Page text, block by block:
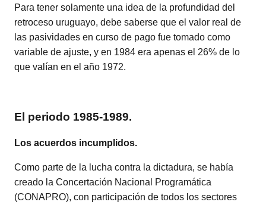
Para tener solamente una idea de la profundidad del
retroceso uruguayo, debe saberse que el valor real de
las pasividades en curso de pago fue tomado como
variable de ajuste, y en 1984 era apenas el 26% de lo
que valían en el año 1972.
El periodo 1985-1989.
Los acuerdos incumplidos.
Como parte de la lucha contra la dictadura, se había
creado la Concertación Nacional Programática
(CONAPRO), con participación de todos los sectores